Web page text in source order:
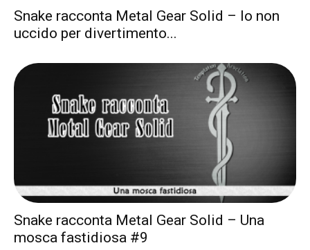
Snake racconta Metal Gear Solid – Io non
uccido per divertimento...
Snake racconta Metal Gear Solid – Una
mosca fastidiosa #9